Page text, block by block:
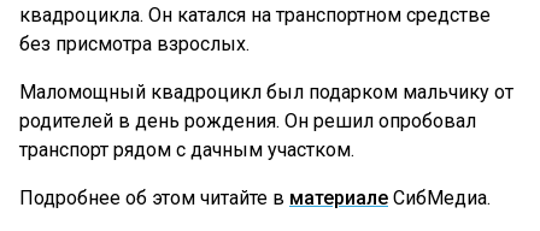
квадроцикла. Он катался на транспортном средстве
без присмотра взрослых.
Маломощный квадроцикл был подарком мальчику от
родителей в день рождения. Он решил опробовал
транспорт рядом с дачным участком.
Подробнее об этом читайте в материале СибМедиа.